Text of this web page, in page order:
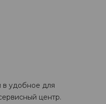
в удобное для
центр.